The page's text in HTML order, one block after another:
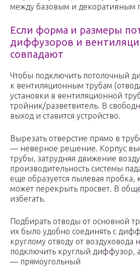
между базовым и декоративным
Если форма и размеры
диффузоров и
совпадают
Чтобы подключить потолочный
к вентиляционным трубам
установки в вентиляционной
тройник/разветвитель. В
выход и ставится устройство.
Вырезать отверстие прямо в
— неверное решение. Корпус
трубы, затрудняя движение
производительность системы
еще образуется пылевая пробка,
может перекрыть просвет. В
избегать.
Подбирать отводы от основной
их было удобно соединять с
круглому отводу от воздуховода
подключить круглый диффузор,
— прямоугольный